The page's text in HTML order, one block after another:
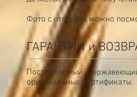
Фото с отгрузок можно
ГАРАНТИИ и
Поставляемый
оригинальные сертификаты.